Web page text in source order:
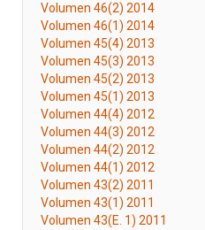
Volumen 46(2) 2014
Volumen 46(1) 2014
Volumen 45(4) 2013
Volumen 45(3) 2013
Volumen 45(2) 2013
Volumen 45(1) 2013
Volumen 44(4) 2012
Volumen 44(3) 2012
Volumen 44(2) 2012
Volumen 44(1) 2012
Volumen 43(2) 2011
Volumen 43(1) 2011
Volumen 43(E. 1) 2011